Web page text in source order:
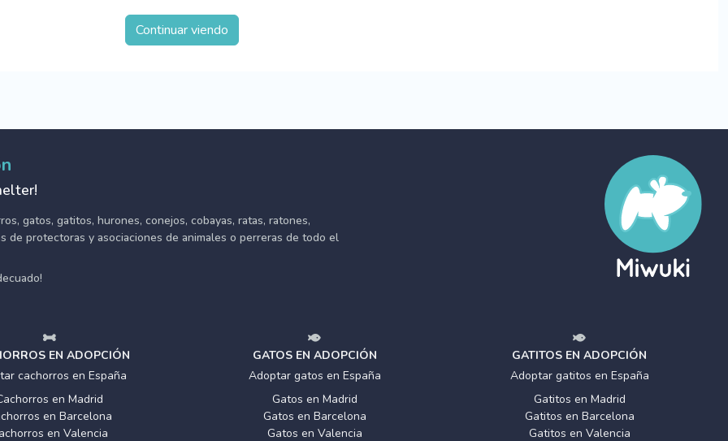
Continuar viendo
gatos, gatitos, hurones, conejos, cobayas, ratas, ratones,
de protectoras y asociaciones de animales o perreras de todo el
EN ADOPCIÓN
cachorros en España
en Madrid
en Barcelona
en Valencia
GATOS EN ADOPCIÓN
Adoptar gatos en España
Gatos en Madrid
Gatos en Barcelona
Gatos en Valencia
GATITOS EN ADOPCIÓN
Adoptar gatitos en España
Gatitos en Madrid
Gatitos en Barcelona
Gatitos en Valencia